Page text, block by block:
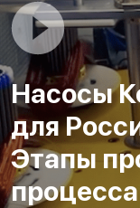
Насосы
для
Этапы